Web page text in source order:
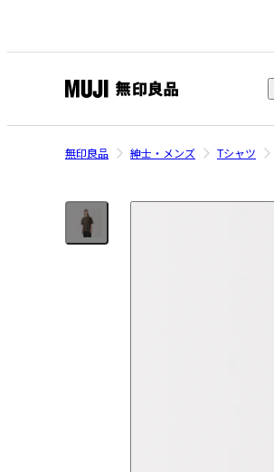
印
良
ネ
ト
無印良品 紳士・メンズ Tシャツ